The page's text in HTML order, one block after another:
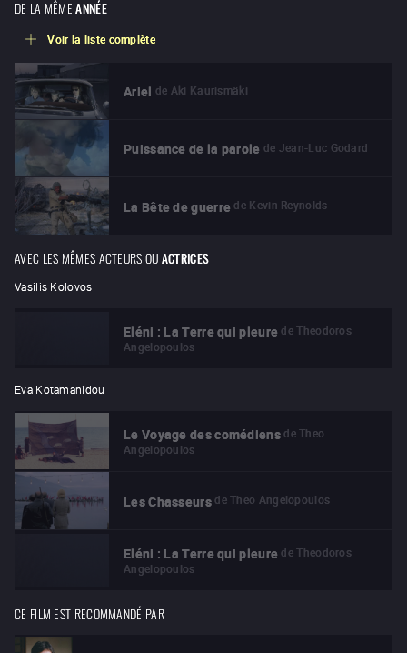
DE LA MÊME ANNÉE
Voir la liste complète
Ariel de Aki Kaurismäki
Puissance de la parole de Jean-Luc Godard
La Bête de guerre de Kevin Reynolds
AVEC LES MÊMES ACTEURS OUACTRICES
Vasilis Kolovos
Eléni : La Terre qui pleure de Theodoros
Angelopoulos
Eva Kotamanidou
Le Voyage des comédiens de Theo
Angelopoulos
Les Chasseurs de Theo Angelopoulos
Eléni : La Terre qui pleure de Theodoros
Angelopoulos
CE FILM EST RECOMMANDÉ PAR